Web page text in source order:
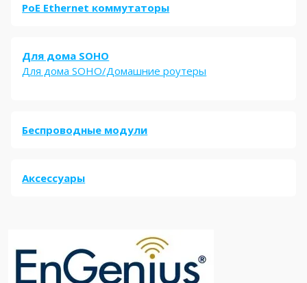
PoE Ethernet коммутаторы
Для дома SOHO
Для дома SOHO/Домашние роутеры
Беспроводные модули
Аксессуары